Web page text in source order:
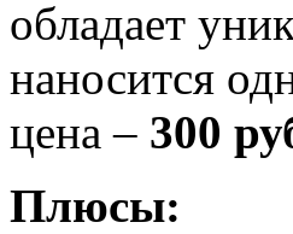
обладает
наносится
цена – 300
Плюсы: